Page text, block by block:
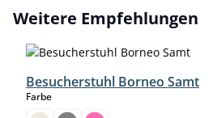
Produktgalerie überspringen
Weitere Empfehlungen
Besucherstuhl Borneo Samt
Farbeauswählen